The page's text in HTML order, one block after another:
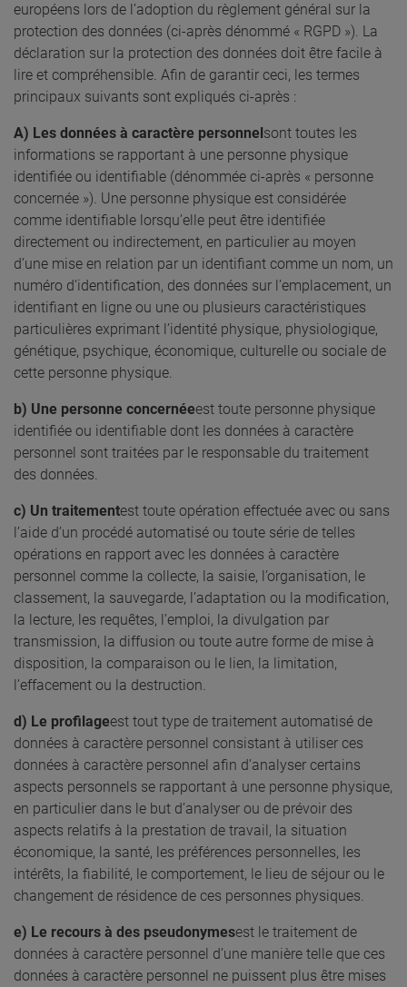
européens lors de l’adoption du règlement général sur la
protection des données (ci-après dénommé « RGPD »). La
déclaration sur la protection des données doit être facile à
lire et compréhensible. Afin de garantir ceci, les termes
principaux suivants sont expliqués ci-après :
A) Les données à caractère personnelsont toutes les
informations se rapportant à une personne physique
identifiée ou identifiable (dénommée ci-après « personne
concernée »). Une personne physique est considérée
comme identifiable lorsqu’elle peut être identifiée
directement ou indirectement, en particulier au moyen
d’une mise en relation par un identifiant comme un nom, un
numéro d’identification, des données sur l’emplacement, un
identifiant en ligne ou une ou plusieurs caractéristiques
particulières exprimant l’identité physique, physiologique,
génétique, psychique, économique, culturelle ou sociale de
cette personne physique.
b) Une personne concernéeest toute personne physique
identifiée ou identifiable dont les données à caractère
personnel sont traitées par le responsable du traitement
des données.
c) Un traitementest toute opération effectuée avec ou sans
l’aide d’un procédé automatisé ou toute série de telles
opérations en rapport avec les données à caractère
personnel comme la collecte, la saisie, l’organisation, le
classement, la sauvegarde, l’adaptation ou la modification,
la lecture, les requêtes, l’emploi, la divulgation par
transmission, la diffusion ou toute autre forme de mise à
disposition, la comparaison ou le lien, la limitation,
l’effacement ou la destruction.
d) Le profilageest tout type de traitement automatisé de
données à caractère personnel consistant à utiliser ces
données à caractère personnel afin d’analyser certains
aspects personnels se rapportant à une personne physique,
en particulier dans le but d’analyser ou de prévoir des
aspects relatifs à la prestation de travail, la situation
économique, la santé, les préférences personnelles, les
intérêts, la fiabilité, le comportement, le lieu de séjour ou le
changement de résidence de ces personnes physiques.
e) Le recours à des pseudonymesest le traitement de
données à caractère personnel d’une manière telle que ces
données à caractère personnel ne puissent plus être mises